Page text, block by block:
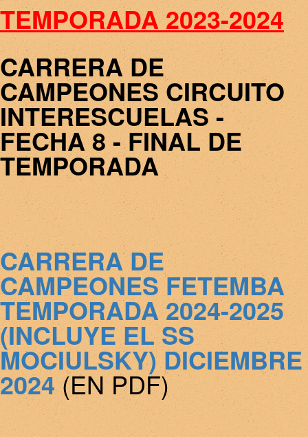
TEMPORADA 2023-2024
CARRERA DE
CAMPEONES CIRCUITO
INTERESCUELAS -
FECHA 8 - FINAL DE
TEMPORADA
CARRERA DE
CAMPEONES FETEMBA
TEMPORADA 2024-2025
(INCLUYE EL SS
MOCIULSKY) DICIEMBRE
2024(EN PDF)